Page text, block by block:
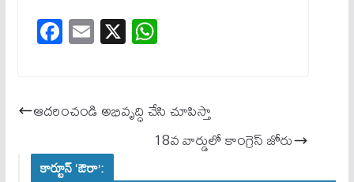
Fa
ce
ok
E
m
X W
ha
A
pp
ఆదరించండి అభివృద్ధి చేసి చూపిస్తా
18వ వార్డులో కాంగ్రెస్ జోరు
కార్టూన్ ‘ఔరా’: